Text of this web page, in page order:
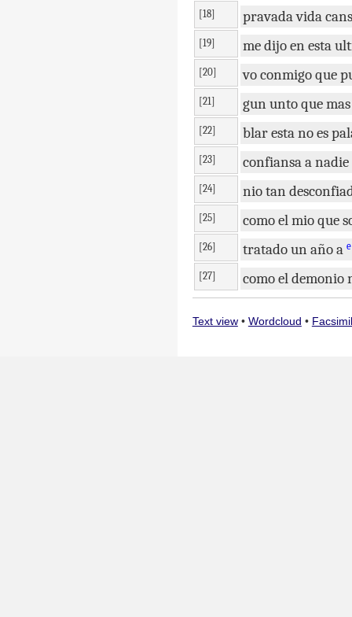
[18] pravadavida
[19] medijoen esta
[20] voconmigoque
[21] gun untoquemas
[22] blarestanoes
[23] confiansaanadie
[24] niotan
[25] comoelmioque
[26] tratadoun añoa e
[27] comoeldemonio
Text view• Wordcloud •